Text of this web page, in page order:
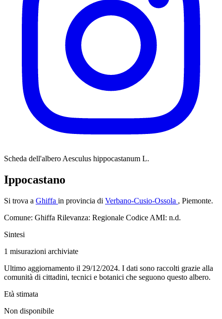
Scheda dell'albero Aesculus hippocastanum L.
Ippocastano
Si trova a Ghiffa in provincia di Verbano-Cusio-Ossola , Piemonte.
Comune: Ghiffa Rilevanza: Regionale Codice AMI: n.d.
Sintesi
1 misurazioni archiviate
Ultimo aggiornamento il 29/12/2024. I dati sono raccolti grazie alla
comunità di cittadini, tecnici e botanici che seguono questo albero.
Età stimata
Non disponibile